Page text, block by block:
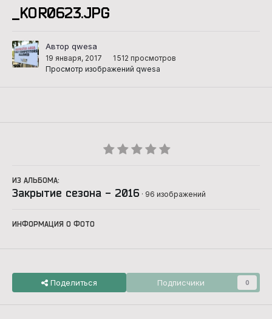
_KOR0623.JPG
Автор qwesa
19 января, 2017
1 512 просмотров
Просмотр изображений qwesa
ИЗ АЛЬБОМА:
Закрытие сезона - 2016 · 96 изображений
ИНФОРМАЦИЯ О ФОТО
Поделиться Подписчики 0